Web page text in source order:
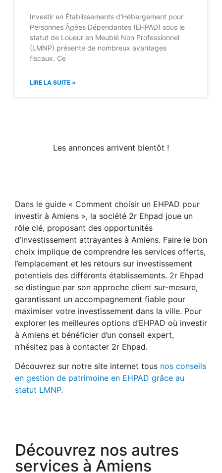
Investir en Établissements d’Hébergement pour
Personnes Âgées Dépendantes (EHPAD) sous le
statut de Loueur en Meublé Non Professionnel
(LMNP) présente de nombreux avantages
fiscaux. Ce
LIRE LA SUITE »
Les annonces arrivent bientôt !
Dans le guide « Comment choisir un EHPAD pour
investir à Amiens », la société 2r Ehpad joue un
rôle clé, proposant des opportunités
d’investissement attrayantes à Amiens. Faire le bon
choix implique de comprendre les services offerts,
l’emplacement et les retours sur investissement
potentiels des différents établissements. 2r Ehpad
se distingue par son approche client sur-mesure,
garantissant un accompagnement fiable pour
maximiser votre investissement dans la ville. Pour
explorer les meilleures options d’EHPAD où investir
à Amiens et bénéficier d’un conseil expert,
n’hésitez pas à contacter 2r Ehpad.
Découvrez sur notre site internet tous nos conseils
en gestion de patrimoine en EHPAD grâce au
statut LMNP.
Découvrez nos autres
services à Amiens